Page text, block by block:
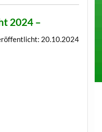
2024–
20.10.2024